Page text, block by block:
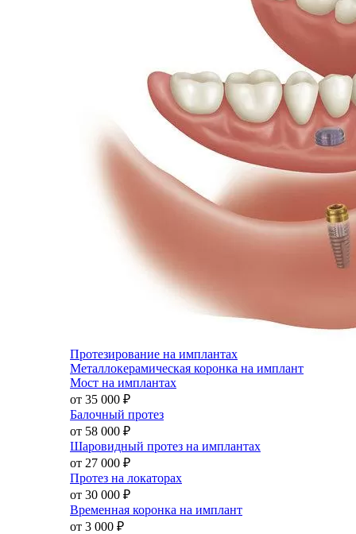
Протезирование на имплантах
Металлокерамическая коронка на имплант
Мост на имплантах
от 35 000 ₽
Балочный протез
от 58 000 ₽
Шаровидный протез на имплантах
от 27 000 ₽
Протез на локаторах
от 30 000 ₽
Временная коронка на имплант
от 3 000 ₽